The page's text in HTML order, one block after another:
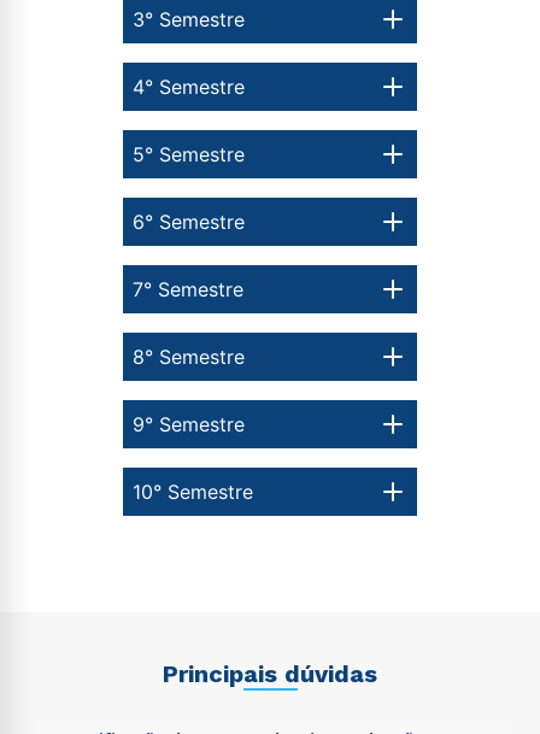
10° Semestre
9° Semestre
8° Semestre
7° Semestre
6° Semestre
5° Semestre
4° Semestre
3° Semestre
Principais dúvidas